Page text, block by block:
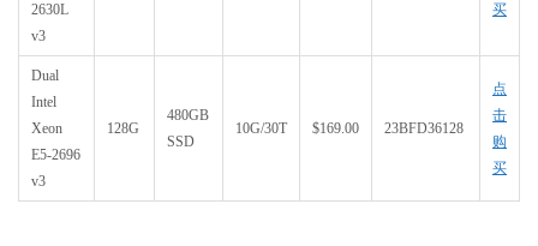
2630L
v3
买
Dual
Intel
Xeon
E5-2696
v3
128G
480GB
SSD
10G/30T $169.00 23BFD36128
点
击
购
买